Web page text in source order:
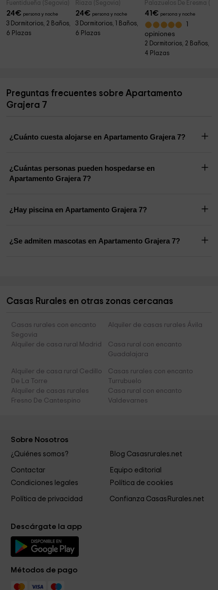
Fuentidueña (Segovia)
24€ persona y noche
3 Dormitorios, 2 Baños,
6 Plazas
Riaza (Segovia)
24€ persona y noche
3 Dormitorios, 1 Baños,
6 Plazas
Palazuelos De Eresma
41€ persona y noche
opiniones
2 Dormitorios, 2 Baños,
4 Plazas
Preguntas frecuentes sobre Apartamento
Grajera 7
¿Cuánto cuesta alojarse en Apartamento Grajera 7?
¿Cuántas personas pueden hospedarse en
Apartamento Grajera 7?
¿Hay piscina en Apartamento Grajera 7?
¿Se admiten mascotas en Apartamento Grajera 7?
Casas Rurales en otras zonas cercanas
Casas rurales con encanto
Segovia
Alquiler de casas rurales Ávila
Alquiler de casa rural Madrid
Casa rural con encanto
Guadalajara
Alquiler de casa rural Cedillo
De La Torre
Casas rurales con encanto
Turrubuelo
Alquiler de casas rurales
Fresno De Cantespino
Casa rural con encanto
Valdevarnes
Sobre Nosotros
¿Quiénes somos? Blog Casasrurales.net
Contactar
Equipo editorial
Condiciones legales
Política de cookies
Política de privacidad Confianza CasasRurales.net
Descárgate la app
Métodos de pago